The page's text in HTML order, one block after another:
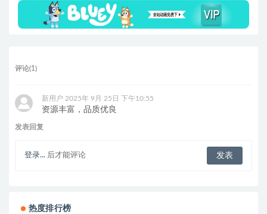
评论(1)
新用户 2025年 9月 25日 下午10:55
资源丰富，品质优良
发表回复
登录... 后才能评论
热度排行榜